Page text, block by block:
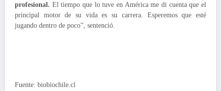
profesional. El tiempo que lo tuve en América me di cuenta que el
principal motor de su vida es su carrera. Esperemos que esté
jugando dentro de poco”, sentenció.
Fuente: biobiochile.cl